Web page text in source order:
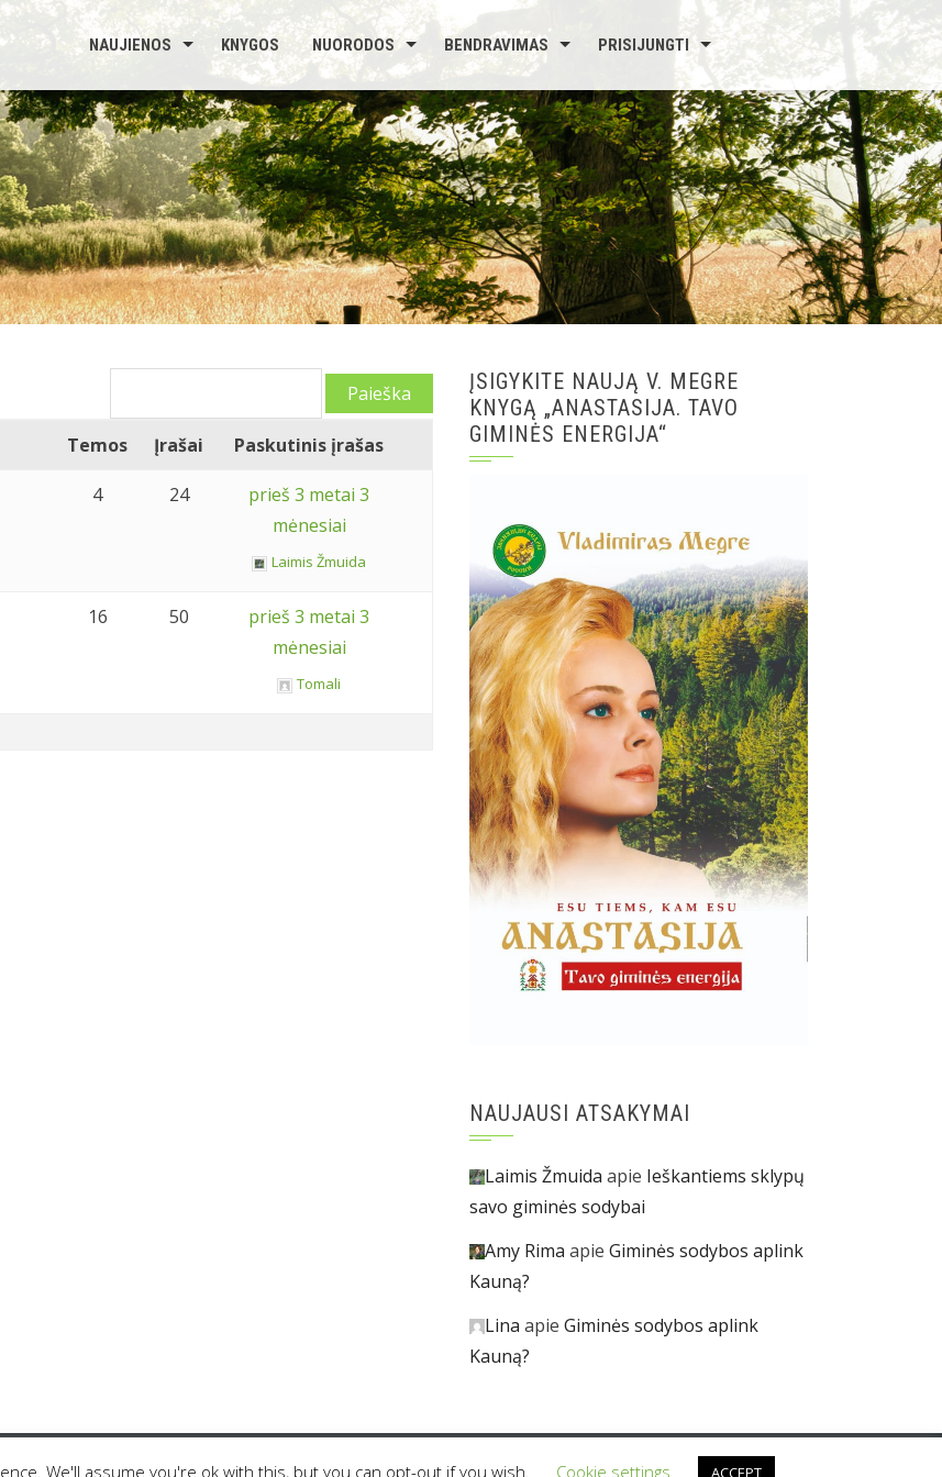
NAUJIENOS KNYGOS NUORODOS BENDRAVIMAS PRISIJUNGTI
Temos Įrašai Paskutinis įrašas
4 24
prieš 3 metai 3
mėnesiai
Laimis Žmuida
16 50
prieš 3 metai 3
mėnesiai
Tomali
ĮSIGYKITE NAUJĄ V. MEGRE
KNYGĄ „ANASTASIJA. TAVO
GIMINĖS ENERGIJA“
NAUJAUSI ATSAKYMAI
Laimis Žmuida apie Ieškantiems sklypų
savo giminės sodybai
Amy Rima apie Giminės sodybos aplink
Kauną?
Lina apie Giminės sodybos aplink
Kauną?
We'll assume you're ok with this, but you can opt-out if you wish. Cookie settings ACCEPT